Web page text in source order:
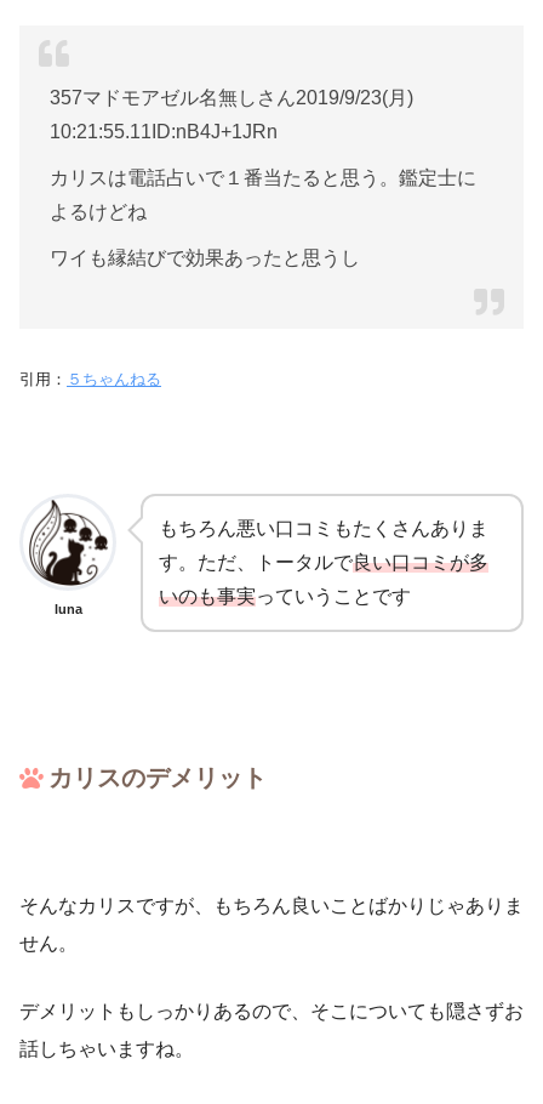
357マドモアゼル名無しさん2019/9/23(月)
10:21:55.11ID:nB4J+1JRn
カリスは電話占いで１番当たると思う。鑑定士に
よるけどね
ワイも縁結びで効果あったと思うし
引用： ５ちゃんねる
luna
もちろん悪い口コミもたくさんありま
す。ただ、トータルで良い口コミが多
いのも事実っていうことです
カリスのデメリット
そんなカリスですが、もちろん良いことばかりじゃありま
せん。
デメリットもしっかりあるので、そこについても隠さずお
話しちゃいますね。